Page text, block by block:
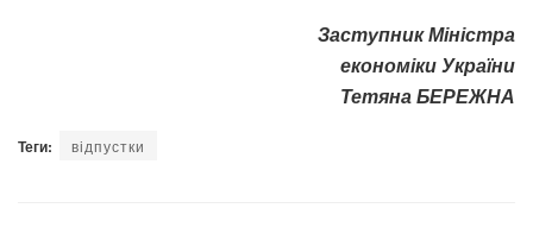
Заступник Міністра
економіки України
Тетяна БЕРЕЖНА
Теги: відпустки